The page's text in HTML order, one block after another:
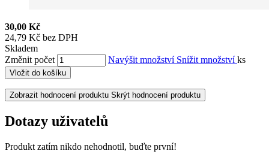
30,00 Kč
24,79 Kč bez DPH
Skladem
Změnit počet
Navýšit množství Snížit množstvíks
Vložit do košíku
Zobrazit hodnocení produktu Skrýt hodnocení produktu
Dotazy uživatelů
Produkt zatím nikdo nehodnotil, buďte první!